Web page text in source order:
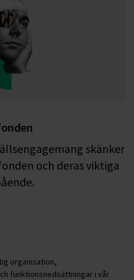
skänker
och deras viktiga
organisation,
funktionsnedsättningar i vår